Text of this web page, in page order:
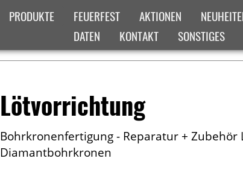
PRODUKTE FEUERFEST AKTIONEN
DATEN
KONTAKT
SONSTIGES
Lötvorrichtung
Bohrkronenfertigung - Reparatur +
Diamantbohrkronen